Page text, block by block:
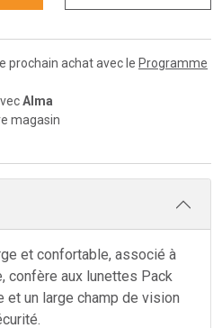
prochain achat avec le Programme
Alma
magasin
et confortable, associé à
confère aux lunettes Pack
et un large champ de vision